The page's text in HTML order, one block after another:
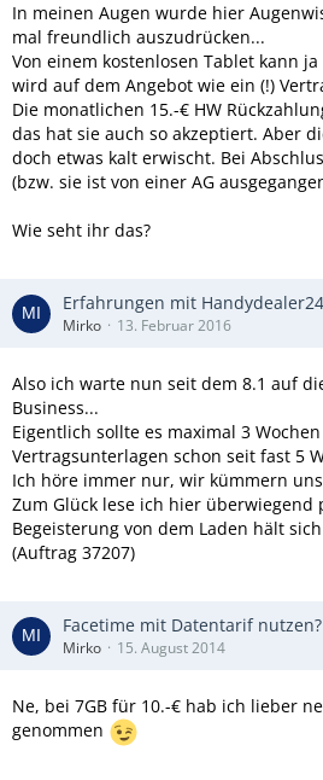
In meinen Augen wurde hier
mal freundlich auszudrücken...
Von einem kostenlosen Tablet kann
wird auf dem Angebot wie ein (!)
Die monatlichen 15.-€ HW
das hat sie auch so akzeptiert. Aber
doch etwas kalt erwischt. Bei
(bzw. sie ist von einer AG
Wie seht ihr das?
Erfahrungen mit
Mirko 13. Februar 2016
Also ich warte nun seit dem 8.1 auf
Business...
Eigentlich sollte es maximal 3
Vertragsunterlagen schon seit fast 5
Ich höre immer nur, wir kümmern
Zum Glück lese ich hier überwiegend
Begeisterung von dem Laden hält
(Auftrag 37207)
Facetime mit Datentarif nutzen?
Mirko 15. August 2014
Ne, bei 7GB für 10.-€ hab ich lieber
genommen